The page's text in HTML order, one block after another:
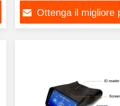
Ottenga il migliore